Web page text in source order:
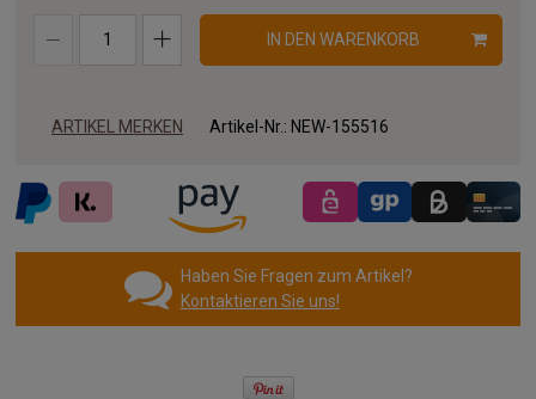
IN DEN WARENKORB
ARTIKEL MERKEN Artikel-Nr.: NEW-155516
Haben Sie Fragen zum Artikel?
Kontaktieren Sie uns!